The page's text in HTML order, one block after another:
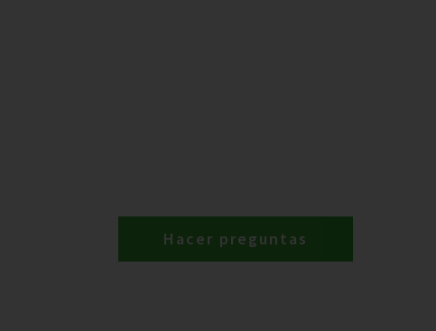
Hacer preguntas